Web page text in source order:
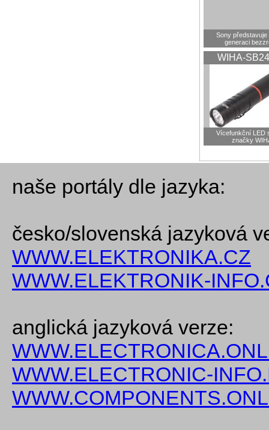
Sony představuje
generaci
WIHA-
Vícefunkční LED
značky
naše portály dle jazyka:
česko/slovenská jazyková
WWW.ELEKTRONIKA.CZ
WWW.ELEKTRONIK-
anglická jazyková verze:
WWW.ELECTRONIC-